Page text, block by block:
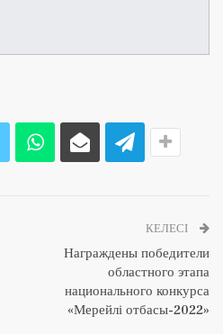
КЕЛЕСІ
Награждены победители
областного этапа
национального конкурса
«Мерейлі отбасы-2022»